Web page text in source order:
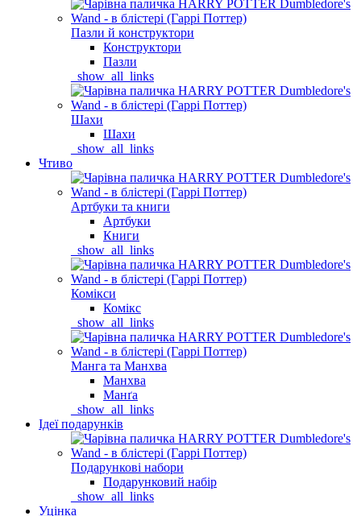
Пазли й конструктори
Конструктори
Пазли
_show_all_links
Шахи
Шахи
_show_all_links
Чтиво
Артбуки та книги
Артбуки
Книги
_show_all_links
Комікси
Комікс
_show_all_links
Манга та Манхва
Манхва
Манґа
_show_all_links
Ідеї подарунків
Подарункові набори
Подарунковий набір
_show_all_links
Уцінка